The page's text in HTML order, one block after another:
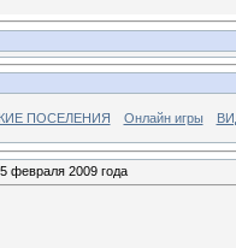
ПОСЕЛЕНИЯ Онлайн игры
февраля 2009 года